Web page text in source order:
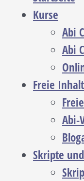
Kurse
Abi
Abi
Freie
Abi-
Skripte